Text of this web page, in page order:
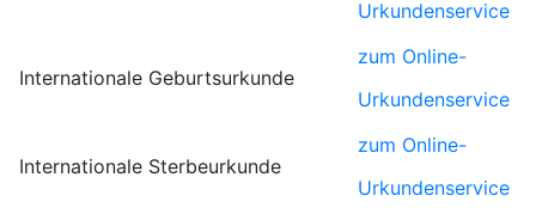
Urkundenservice
Internationale Geburtsurkunde
zum Online-
Urkundenservice
Internationale Sterbeurkunde
zum Online-
Urkundenservice